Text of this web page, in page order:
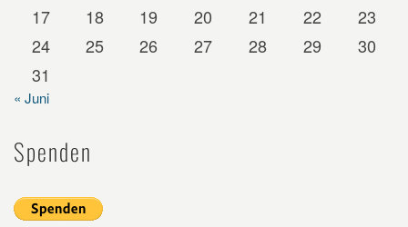
17
18 19 20 21 22
23
24
25 26 27 28 29
30
31
« Juni
Spenden